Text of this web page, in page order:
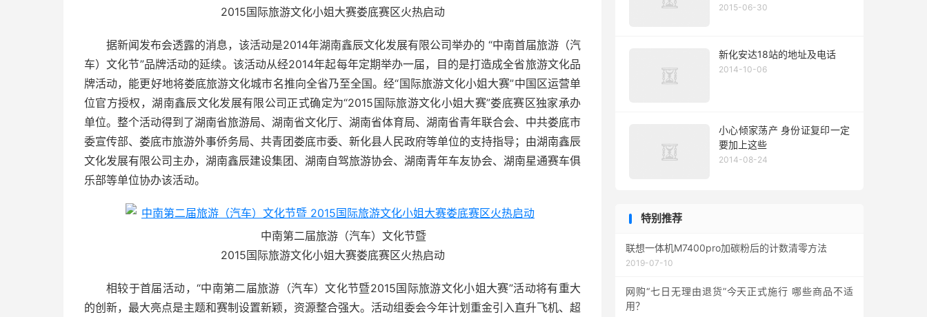
2015国际旅游文化小姐大赛娄底赛区火热启动
据新闻发布会透露的消息，该活动是2014年湖南鑫辰文化发展有限公司举办的 “中南首届旅游（汽
车）文化节”品牌活动的延续。该活动从经2014年起每年定期举办一届，目的是打造成全省旅游文化品
牌活动，能更好地将娄底旅游文化城市名推向全省乃至全国。经“国际旅游文化小姐大赛”中国区运营单
位官方授权，湖南鑫辰文化发展有限公司正式确定为“2015国际旅游文化小姐大赛”娄底赛区独家承办
单位。整个活动得到了湖南省旅游局、湖南省文化厅、湖南省体育局、湖南省青年联合会、中共娄底市
委宣传部、娄底市旅游外事侨务局、共青团娄底市委、新化县人民政府等单位的支持指导；由湖南鑫辰
文化发展有限公司主办，湖南鑫辰建设集团、湖南自驾旅游协会、湖南青年车友协会、湖南星通赛车俱
乐部等单位协办该活动。
中南第二届旅游（汽车）文化节暨
2015国际旅游文化小姐大赛娄底赛区火热启动
相较于首届活动，“中南第二届旅游（汽车）文化节暨2015国际旅游文化小姐大赛”活动将有重大
的创新，最大亮点是主题和赛制设置新颖，资源整合强大。活动组委会今年计划重金引入直升飞机、超
2015-06-30
新化安达18站的地址及电话
2014-10-06
小心倾家荡产 身份证复印一定
要加上这些
2014-08-24
特别推荐
联想一体机M7400pro加碳粉后的计数清零方法
2019-07-10
网购“七日无理由退货”今天正式施行 哪些商品不适
用？